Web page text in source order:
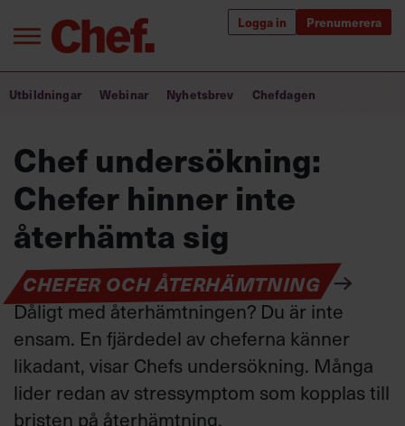
Logga in Prenumerera
Annonsera
Om oss
Kontakta oss
Kundservice
Villkor och policy för
Bra ledare förändrar världen
Utbildning för ledare
Chefakademin+
Populära utbildningar
Utbildningar Webinar Nyhetsbrev Chefdagen
Chef undersökning:
Chefer hinner inte
återhämta sig
CHEFER OCH ÅTERHÄMTNING
Dåligt med återhämtningen? Du är inte
ensam. En fjärdedel av cheferna känner
likadant, visar Chefs undersökning. Många
lider redan av stressymptom som kopplas till
bristen på återhämtning.